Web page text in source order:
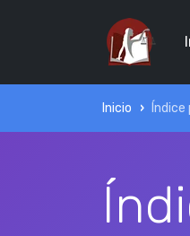
Inicio